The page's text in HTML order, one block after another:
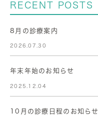
RECENT POSTS
8月の診療案内
2026.07.30
年末年始のお知らせ
2025.12.04
10月の診療日程のお知らせ